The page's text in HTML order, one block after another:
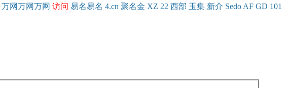
万网万网万网 访问 易名易名 4.cn 聚名金 XZ 22 西部 玉集 新介 Sedo AF GD 101